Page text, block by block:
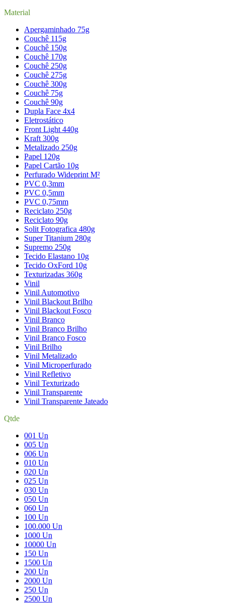
Material
Apergaminhado 75g
Couchê 115g
Couchê 150g
Couchê 170g
Couchê 250g
Couchê 275g
Couchê 300g
Couchê 75g
Couchê 90g
Dupla Face 4x4
Eletrostático
Front Light 440g
Kraft 300g
Metalizado 250g
Papel 120g
Papel Cartão 10g
Perfurado Wideprint M²
PVC 0,3mm
PVC 0,5mm
PVC 0,75mm
Reciclato 250g
Reciclato 90g
Solit Fotografica 480g
Super Titanium 280g
Supremo 250g
Tecido Elastano 10g
Tecido OxFord 10g
Texturizadas 360g
Vinil
Vinil Automotivo
Vinil Blackout Brilho
Vinil Blackout Fosco
Vinil Branco
Vinil Branco Brilho
Vinil Branco Fosco
Vinil Brilho
Vinil Metalizado
Vinil Microperfurado
Vinil Refletivo
Vinil Texturizado
Vinil Transparente
Vinil Transparente Jateado
Qtde
001 Un
005 Un
006 Un
010 Un
020 Un
025 Un
030 Un
050 Un
060 Un
100 Un
100.000 Un
1000 Un
10000 Un
150 Un
1500 Un
200 Un
2000 Un
250 Un
2500 Un